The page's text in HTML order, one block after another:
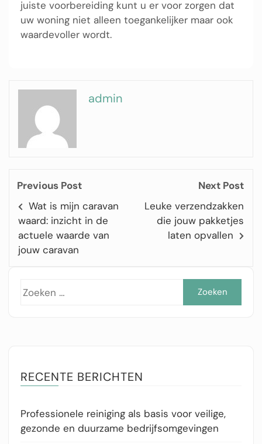
juiste voorbereiding kunt u er voor zorgen dat
uw woning niet alleen toegankelijker maar ook
waardevoller wordt.
admin
Previous Post
Wat is mijn caravan
waard: inzicht in de
actuele waarde van
jouw caravan
Next Post
Leuke verzendzakken
die jouw pakketjes
laten opvallen
RECENTE BERICHTEN
Professionele reiniging als basis voor veilige,
gezonde en duurzame bedrijfsomgevingen